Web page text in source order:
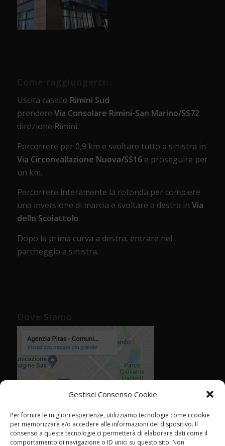
Gestisci Consenso Cookie
Per fornire le migliori esperienze, utilizziamo tecnologie come i cookie
per memorizzare e/o accedere alle informazioni del dispositivo. Il
consenso a queste tecnologie ci permetterà di elaborare dati come il
comportamento di navigazione o ID unici su questo sito. Non
Uscita casello Rimini Sud
prendere Via Consolare Rimini-San Marino/SS72
direzione Rimini.
Percorrere per 0,9 km e svoltare tutto a sinistra in
Via Circonvallazione Nuova/SS16e proseguire per
un km.
Percorrere interamente la rotonda per compiere
una inversione di marcia e svoltare a destra in Via
dello Scoiattolo.
Dopo la prima curva a destra, entrare nel
parcheggio a sinistra.